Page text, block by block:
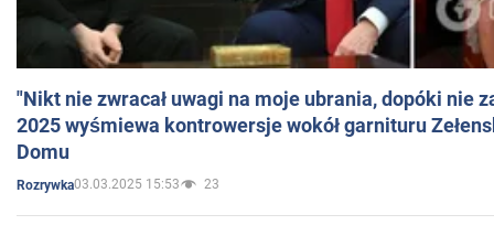
"Nikt nie zwracał uwagi na moje ubrania, dopóki nie
2025 wyśmiewa kontrowersje wokół garnituru
Domu
Rozrywka03.03.2025 15:53 23